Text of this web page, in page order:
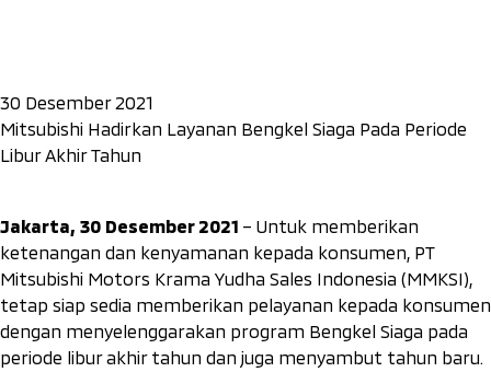
30 Desember 2021
Mitsubishi Hadirkan Layanan Bengkel Siaga Pada Periode
Libur Akhir Tahun
Jakarta, 30 Desember 2021 – Untuk memberikan
ketenangan dan kenyamanan kepada konsumen, PT
Mitsubishi Motors Krama Yudha Sales Indonesia (MMKSI),
tetap siap sedia memberikan pelayanan kepada konsumen
dengan menyelenggarakan program Bengkel Siaga pada
periode libur akhir tahun dan juga menyambut tahun baru.